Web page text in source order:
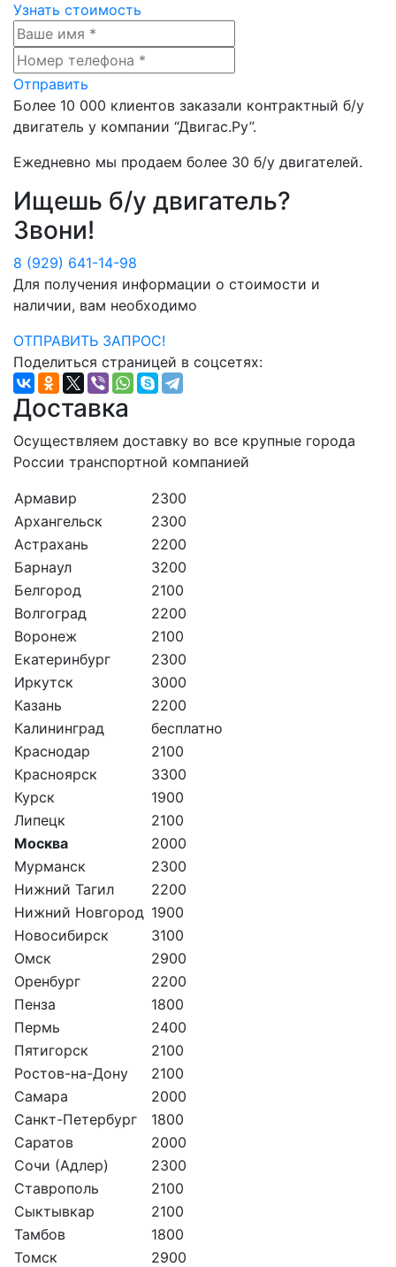
Узнать стоимость
Отправить
Более 10 000 клиентов заказали контрактный б/у
двигатель у компании “Двигас.Ру”.
Ежедневно мы продаем более 30 б/у двигателей.
Ищешь б/у двигатель?
Звони!
8 (929) 641-14-98
Для получения информации о стоимости и
наличии, вам необходимо
ОТПРАВИТЬ ЗАПРОС!
Поделиться страницей в соцсетях:
Доставка
Осуществляем доставку во все крупные города
России транспортной компанией
Армавир
2300
Архангельск
2300
Астрахань
2200
Барнаул
3200
Белгород
2100
Волгоград
2200
Воронеж
2100
Екатеринбург
2300
Иркутск
3000
Казань
2200
Калининград
бесплатно
Краснодар
2100
Красноярск
3300
Курск
1900
Липецк
2100
Москва
2000
Мурманск
2300
Нижний Тагил
2200
Нижний Новгород 1900
Новосибирск
3100
Омск
2900
Оренбург
2200
Пенза
1800
Пермь
2400
Пятигорск
2100
Ростов-на-Дону
2100
Самара
2000
Санкт-Петербург
1800
Саратов
2000
Сочи (Адлер)
2300
Ставрополь
2100
Сыктывкар
2100
Тамбов
1800
Томск
2900